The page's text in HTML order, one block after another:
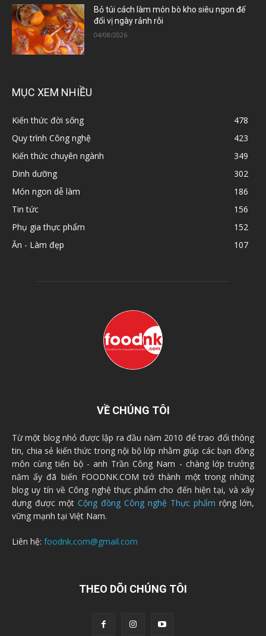
Bỏ túi cách làm món bò kho siêu ngon để
đổi vị ngày rảnh rỗi
04/08/2026
MỤC XEM NHIỀU
Kiến thức đời sống
478
Quy trình Công nghệ
423
Kiến thức chuyên ngành
349
Dinh dưỡng
302
Món ngon dễ làm
186
Tin tức
156
Phụ gia thực phẩm
152
Ăn - Làm đẹp
107
VỀ CHÚNG TÔI
Từ một blog nhỏ được lập ra đầu năm 2010 để trao đổi thông
tin, chia sẻ kiến thức trong nội bộ lớp nhằm giúp các bạn đồng
môn cùng tiến bộ - anh Trần Công Nam - chàng lớp trưởng
năm ấy đã biến FOODNK.COM trở thành một trong những
blog uy tín về Công nghệ thực phẩm cho đến hiện tại, và xây
dựng được một Cộng đồng Công nghệ Thực phẩm rộng lớn,
vững mạnh tại Việt Nam.
Liên hệ: foodnk.com@gmail.com
THEO DÕI CHÚNG TÔI